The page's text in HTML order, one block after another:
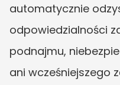
automatycznie
odpowiedzialności
podnajmu,
ani wcześniejszego